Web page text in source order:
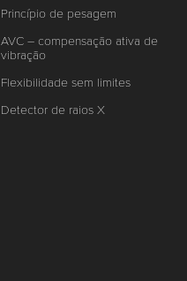
Princípio de pesagem
AVC – compensação ativa de
vibração
Flexibilidade sem limites
Detector de raios X